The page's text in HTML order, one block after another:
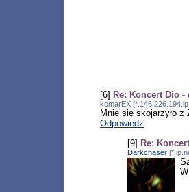
[6] Re: Koncert Dio
komarEX
Mnie się skojarzyło z
Odpowiedz
[9] Re:
Darkchaser